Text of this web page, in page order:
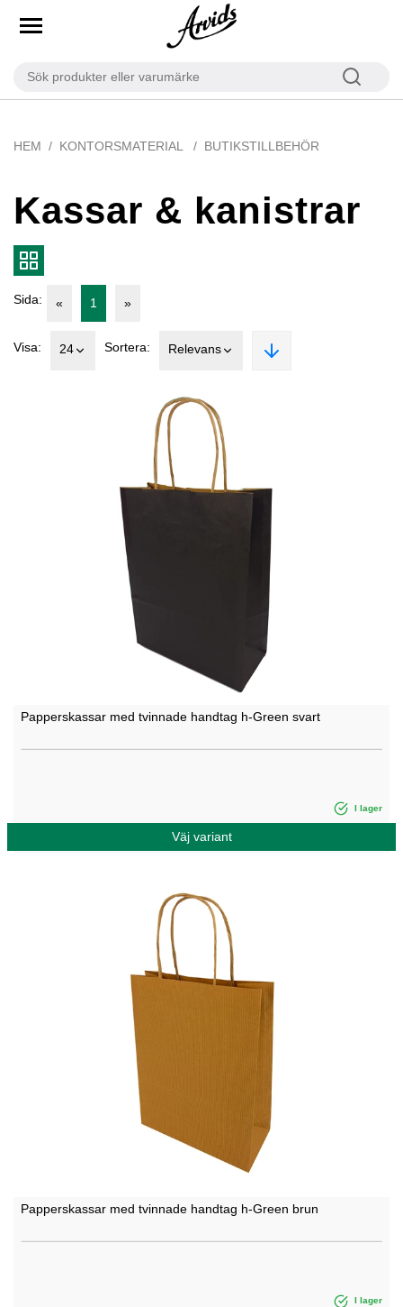
HEM KONTORSMATERIAL BUTIKSTILLBEHÖR
Kassar & kanistrar
Sida: « 1 »
Visa: 24 Sortera: Relevans
Papperskassar med tvinnade handtag h-Green svart
I lager
Väj variant
Papperskassar med tvinnade handtag h-Green brun
I lager